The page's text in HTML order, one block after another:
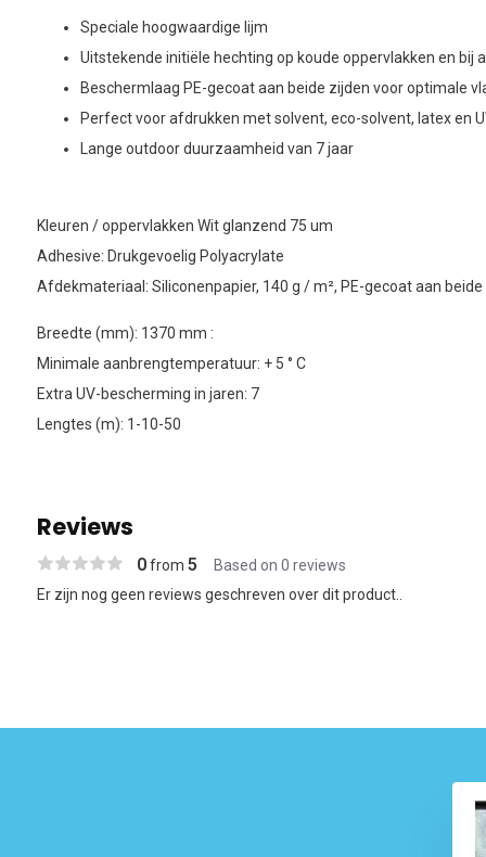
Speciale hoogwaardige lijm
Uitstekende initiële hechting op koude oppervlakken en bij
Beschermlaag PE-gecoat aan beide zijden voor optimale
Perfect voor afdrukken met solvent, eco-solvent, latex en
Lange outdoor duurzaamheid van 7 jaar
Kleuren / oppervlakken Wit glanzend 75 um
Adhesive: Drukgevoelig Polyacrylate
Afdekmateriaal: Siliconenpapier, 140 g / m², PE-gecoat aan beide
Breedte (mm): 1370 mm :
Minimale aanbrengtemperatuur: + 5 ° C
Extra UV-bescherming in jaren: 7
Lengtes (m): 1-10-50
Reviews
0from 5 Based on 0 reviews
Er zijn nog geen reviews geschreven over dit product..